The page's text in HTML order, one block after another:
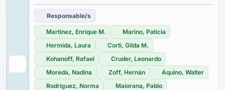
Responsable/s
Martínez, Enrique M.
Marino, Paticia
Hermida, Laura
Corti, Gilda M.
Kohanoff, Rafael
Cruder, Leonardo
Moreda, Nadina
Zoff, Hernán
Aquino, Walter
Rodríguez, Norma
Maiorana, Pablo